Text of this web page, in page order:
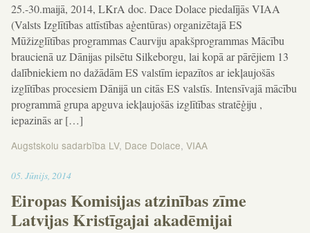
25.-30.maijā, 2014, LKrA doc. Dace Dolace piedalījās VIAA
(Valsts Izglītības attīstības aģentūras) organizētajā ES
Mūžizglītības programmas Caurviju apakšprogrammas Mācību
braucienā uz Dānijas pilsētu Silkeborgu, lai kopā ar pārējiem 13
dalībniekiem no dažādām ES valstīm iepazītos ar iekļaujošās
izglītības procesiem Dānijā un citās ES valstīs. Intensīvajā mācību
programmā grupa apguva iekļaujošās izglītības stratēģiju ,
iepazinās ar […]
Augstskolu sadarbība LV, Dace Dolace, VIAA
05. Jūnijs, 201418:50
Eiropas Komisijas atzinības zīme
Latvijas Kristīgajai akadēmijai